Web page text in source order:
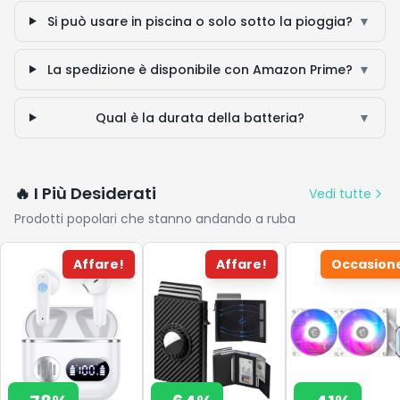
Si può usare in piscina o solo sotto la pioggia? ▼
La spedizione è disponibile con Amazon Prime? ▼
Qual è la durata della batteria? ▼
🔥 I Più Desiderati
Vedi tutte
Prodotti popolari che stanno andando a ruba
Affare! Affare!